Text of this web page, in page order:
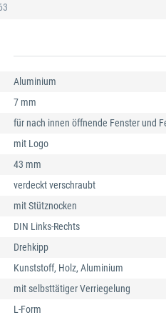
Aluminium
7 mm
für nach innen öffnende Fenster und
mit Logo
43 mm
verdeckt verschraubt
mit Stütznocken
DIN Links-Rechts
Drehkipp
Kunststoff, Holz, Aluminium
mit selbsttätiger Verriegelung
L-Form